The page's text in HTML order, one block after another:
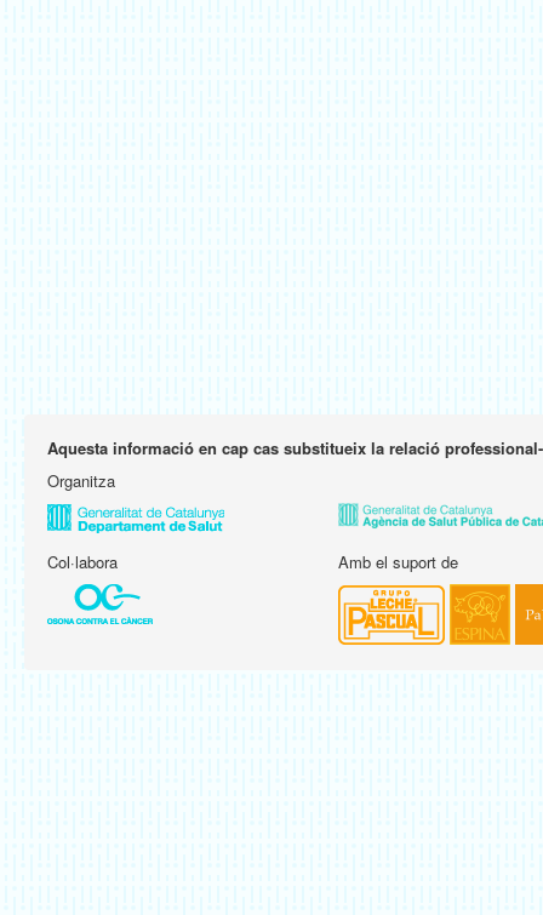
Aquesta informació en cap cas substitueix la relació
Organitza
Col·labora Amb el suport de